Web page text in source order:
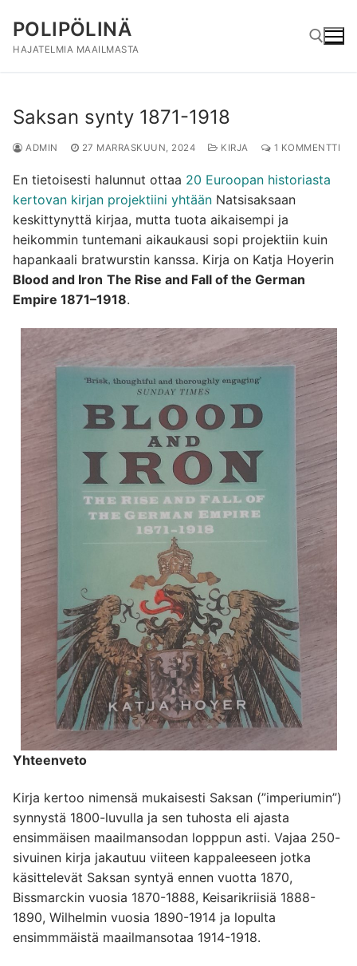
sisältöön
POLIPÖLINÄ
HAJATELMIA MAAILMASTA
Saksan synty 1871-1918
ADMIN 27 MARRASKUUN, 2024 KIRJA 1 KOMMENTTI
En tietoisesti halunnut ottaa 20 Euroopan historiasta
kertovan kirjan projektiini yhtään Natsisaksaan
keskittynyttä kirjaa, mutta tuota aikaisempi ja
heikommin tuntemani aikaukausi sopi projektiin kuin
hapankaali bratwurstin kanssa. Kirja on Katja Hoyerin
Blood and Iron The Rise and Fall of the German
Empire 1871–1918.
Yhteenveto
Kirja kertoo nimensä mukaisesti Saksan (”imperiumin”)
synnystä 1800-luvulla ja sen tuhosta eli ajasta
ensimmäisen maailmansodan lopppun asti. Vajaa 250-
sivuinen kirja jakautuu viiteen kappaleeseen jotka
käsittelevät Saksan syntyä ennen vuotta 1870,
Bissmarckin vuosia 1870-1888, Keisarikriisiä 1888-
1890, Wilhelmin vuosia 1890-1914 ja lopulta
ensimmmäistä maailmansotaa 1914-1918.